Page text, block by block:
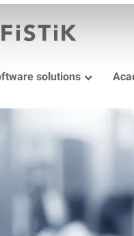
solutions